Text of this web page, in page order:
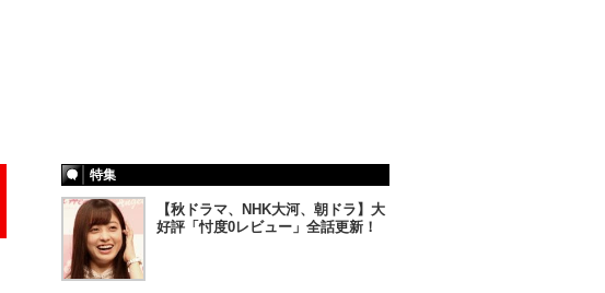
特集
【秋ドラマ、NHK大河、朝ドラ】大
好評「忖度0レビュー」全話更新！